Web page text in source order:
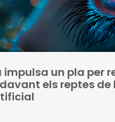
impulsa un pla per
els reptes de